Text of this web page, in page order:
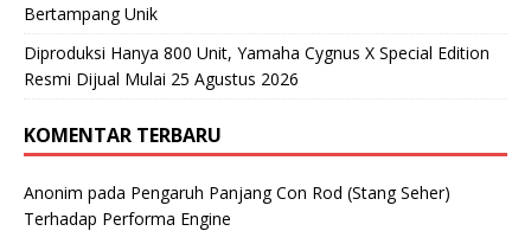
Bertampang Unik
Diproduksi Hanya 800 Unit, Yamaha Cygnus X Special Edition
Resmi Dijual Mulai 25 Agustus 2026
KOMENTAR TERBARU
Anonim pada Pengaruh Panjang Con Rod (Stang Seher)
Terhadap Performa Engine